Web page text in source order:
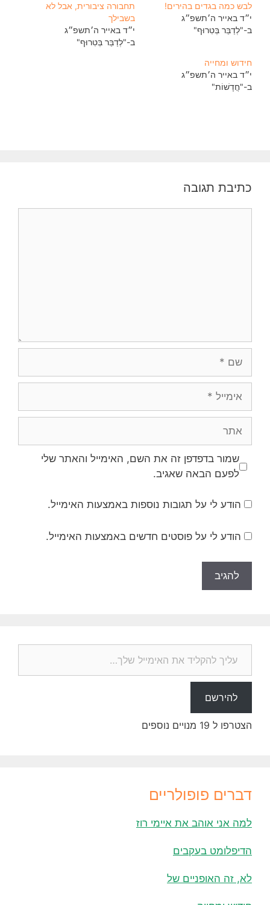
לבש כמה בגדים בהירים!
י״ד באייר ה׳תשפ״ג
ב-"לְדַבֵּר בְּטִרוּף"
תחבורה ציבורית, אבל לא
בשבילך
י״ד באייר ה׳תשפ״ג
ב-"לְדַבֵּר בְּטִרוּף"
חידוש ומחייה
י״ד באייר ה׳תשפ״ג
ב-"חֲדָשׁוֹת"
כתיבת תגובה
שמור בדפדפן זה את השם, האימייל והאתר שלי
לפעם הבאה שאגיב.
הודע לי על תגובות נוספות באמצעות האימייל.
הודע לי על פוסטים חדשים באמצעות האימייל.
עליך להקליד את האימייל שלך…
להירשם
הצטרפו ל 19 מנויים נוספים
דברים פופולריים
למה אני אוהב את איימי רוז
הדיפלומט בעקבים
לא, זה האופניים של